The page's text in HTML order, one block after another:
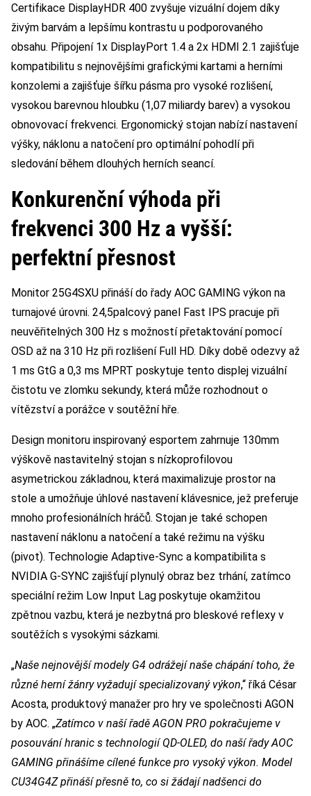
Certifikace DisplayHDR 400 zvyšuje vizuální dojem díky
živým barvám a lepšímu kontrastu u podporovaného
obsahu. Připojení 1x DisplayPort 1.4 a 2x HDMI 2.1 zajišťuje
kompatibilitu s nejnovějšími grafickými kartami a herními
konzolemi a zajišťuje šířku pásma pro vysoké rozlišení,
vysokou barevnou hloubku (1,07 miliardy barev) a vysokou
obnovovací frekvenci. Ergonomický stojan nabízí nastavení
výšky, náklonu a natočení pro optimální pohodlí při
sledování během dlouhých herních seancí.
Konkurenční výhoda při
frekvenci 300 Hz a vyšší:
perfektní přesnost
Monitor 25G4SXU přináší do řady AOC GAMING výkon na
turnajové úrovni. 24,5palcový panel Fast IPS pracuje při
neuvěřitelných 300 Hz s možností přetaktování pomocí
OSD až na 310 Hz při rozlišení Full HD. Díky době odezvy až
1 ms GtG a 0,3 ms MPRT poskytuje tento displej vizuální
čistotu ve zlomku sekundy, která může rozhodnout o
vítězství a porážce v soutěžní hře.
Design monitoru inspirovaný esportem zahrnuje 130mm
výškově nastavitelný stojan s nízkoprofilovou
asymetrickou základnou, která maximalizuje prostor na
stole a umožňuje úhlové nastavení klávesnice, jež preferuje
mnoho profesionálních hráčů. Stojan je také schopen
nastavení náklonu a natočení a také režimu na výšku
(pivot). Technologie Adaptive-Sync a kompatibilita s
NVIDIA G-SYNC zajišťují plynulý obraz bez trhání, zatímco
speciální režim Low Input Lag poskytuje okamžitou
zpětnou vazbu, která je nezbytná pro bleskové reflexy v
soutěžích s vysokými sázkami.
„Naše nejnovější modely G4 odrážejí naše chápání toho, že
různé herní žánry vyžadují specializovaný výkon,“ říká César
Acosta, produktový manažer pro hry ve společnosti AGON
by AOC. „Zatímco v naší řadě AGON PRO pokračujeme v
posouvání hranic s technologií QD-OLED, do naší řady AOC
GAMING přinášíme cílené funkce pro vysoký výkon. Model
CU34G4Z přináší přesně to, co si žádají nadšenci do